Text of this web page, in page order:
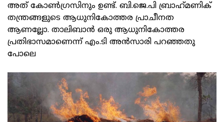
അത് കോണ്‍ഗ്രസിനും ഉണ്ട്. ബി.ജെ.പി ബ്രാഹ്‌മണിക്
തന്ത്രങ്ങളുടെ ആധുനികോത്തര പ്രാചീനത
ആണല്ലോ. താലിബാന്‍ ഒരു ആധുനികോത്തര
പ്രതിഭാസമാണെന്ന് എം.ടി അന്‍സാരി പറഞ്ഞതു
പോലെ